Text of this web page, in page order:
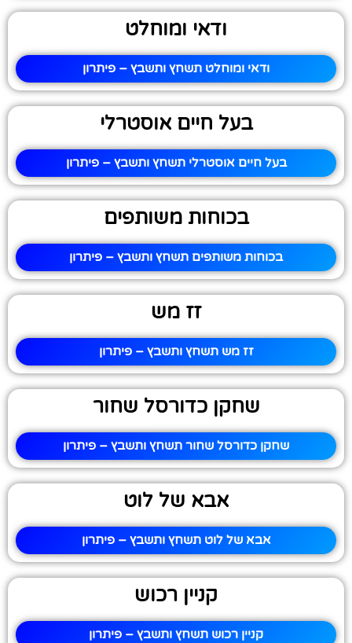
ודאי ומוחלט
ודאי ומוחלט תשחץ ותשבץ – פיתרון
בעל חיים אוסטרלי
בעל חיים אוסטרלי תשחץ ותשבץ – פיתרון
בכוחות משותפים
בכוחות משותפים תשחץ ותשבץ – פיתרון
זז מש
זז מש תשחץ ותשבץ – פיתרון
שחקן כדורסל שחור
שחקן כדורסל שחור תשחץ ותשבץ – פיתרון
אבא של לוט
אבא של לוט תשחץ ותשבץ – פיתרון
קניין רכוש
קניין רכוש תשחץ ותשבץ – פיתרון